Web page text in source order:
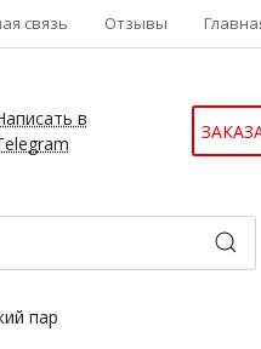
связь Отзывы
в
пар